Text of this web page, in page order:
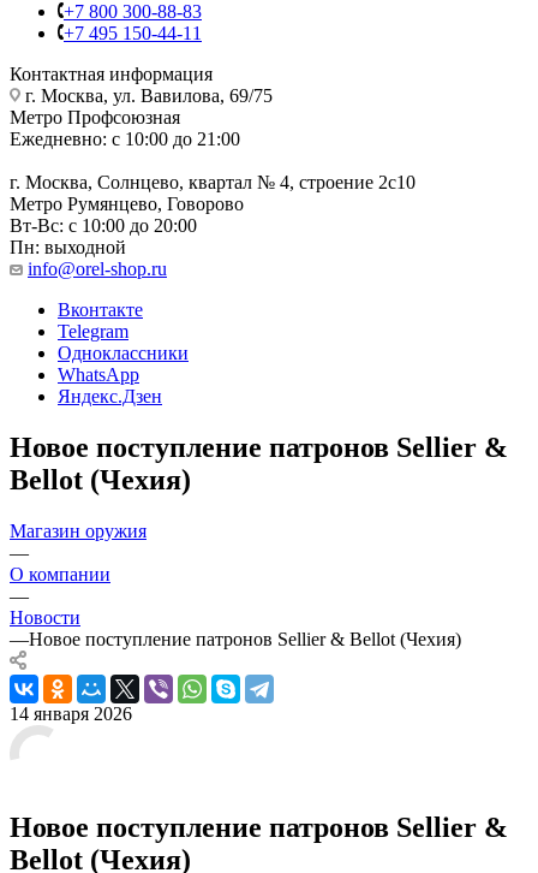
+7 800 300-88-83
+7 495 150-44-11
Контактная информация
г. Москва, ул. Вавилова, 69/75
Метро Профсоюзная
Ежедневно: с 10:00 до 21:00
г. Москва, Солнцево, квартал № 4, строение 2с10
Метро Румянцево, Говорово
Вт-Вс: с 10:00 до 20:00
Пн: выходной
info@orel-shop.ru
Вконтакте
Telegram
Одноклассники
WhatsApp
Яндекс.Дзен
Новое поступление патронов Sellier &
Bellot (Чехия)
Магазин оружия
—
О компании
—
Новости
—Новое поступление патронов Sellier & Bellot (Чехия)
14 января 2026
Новое поступление патронов Sellier &
Bellot (Чехия)